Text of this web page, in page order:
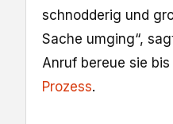
schnodderig und
Sache umging“,
Anruf bereue sie
Prozess.